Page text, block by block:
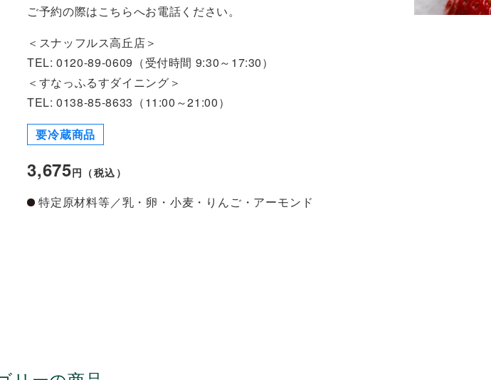
ご予約の際はこちらへお電話ください。
＜スナッフルス高丘店＞
TEL: 0120-89-0609（受付時間 9:30～17:30）
＜すなっふるすダイニング＞
TEL: 0138-85-8633（11:00～21:00）
要冷蔵商品
3,675円（税込）
特定原材料等／乳・卵・小麦・りんご・アーモンド